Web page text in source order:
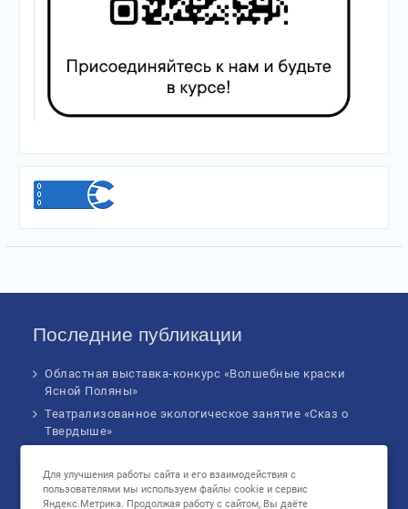
Последние публикации
Областная выставка-конкурс «Волшебные краски
Ясной Поляны»
Театрализованное экологическое занятие «Сказ о
Твердыше»
форума
Музыкальное бинго!
Для улучшения работы сайта и его взаимодействия с
пользователями мы используем файлы cookie и сервис
Яндекс.Метрика. Продолжая работу с сайтом, Вы даёте